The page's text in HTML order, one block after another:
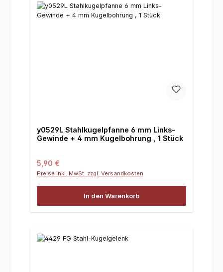
y0529L Stahlkugelpfanne 6 mm Links-
Gewinde + 4 mm Kugelbohrung , 1 Stück
Regulärer Preis:
5,90 €
Preise inkl. MwSt. zzgl. Versandkosten
In den Warenkorb